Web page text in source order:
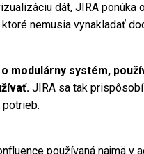
dát, JIRA
nemusia vynakladať
o modulárny systém,
JIRA sa tak
potrieb.
používaná najmä